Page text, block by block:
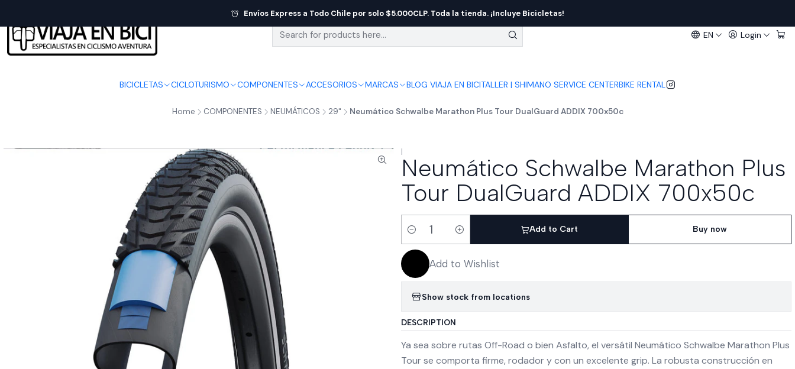
EN Login
BICICLETAS CICLOTURISMO COMPONENTES ACCESORIOS MARCAS BLOG VIAJA EN BICITALLER | SHIMANO SERVICE CENTERBIKE RENTAL
Envíos Express a Todo Chile por solo $5.000CLP. Toda la tienda. ¡Incluye Bicicletas!
Home COMPONENTES NEUMÁTICOS 29" Neumático Schwalbe Marathon Plus Tour DualGuard ADDIX 700x50c
|
Neumático Schwalbe Marathon Plus
Tour DualGuard ADDIX 700x50c
Quantity
Add to Cart Buy now
Add to Wishlist
Show stock from locations
DESCRIPTION
Ya sea sobre rutas Off-Road o bien Asfalto, el versátil Neumático Schwalbe Marathon Plus
Tour se comporta firme, rodador y con un excelente grip. La robusta construcción en